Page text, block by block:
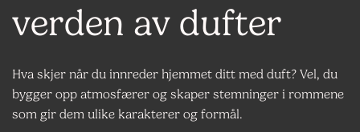
verden av dufter
Hva skjer når du innreder hjemmet ditt med duft? Vel, du
bygger opp atmosfærer og skaper stemninger i rommene
som gir dem ulike karakterer og formål.